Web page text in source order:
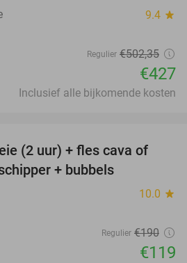
9.4 star
Regulier €502,35
€427
Inclusief alle bijkomende kosten
37%
(2 uur) + fles cava of
+ bubbels
10.0 star
Regulier €190
€119